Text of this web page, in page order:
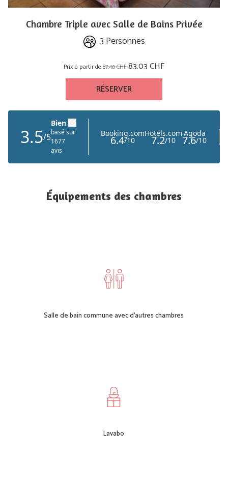
Chambre Triple avec Salle de Bains Privée
3 Personnes
Prix à partir de 87.40 CHF83.03 CHF
RÉSERVER
Équipements des chambres
Salle de bain commune avec d’autres chambres
Lavabo